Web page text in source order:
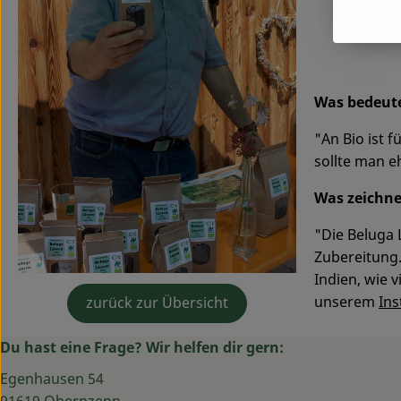
zurück zur Übersicht
Was
"An Bio ist
sollte man
Was
"Die Beluga
Indien, wie
unserem
Du hast eine Frage? Wir helfen dir gern:
Egenhausen 54